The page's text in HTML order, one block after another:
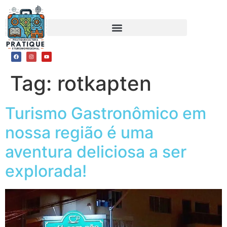
Tag: rotkapten
Turismo Gastronômico em
nossa região é uma
aventura deliciosa a ser
explorada!